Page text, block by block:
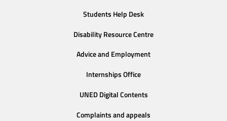
Students Help Desk
Disability Resource Centre
Advice and Employment
Internships Office
UNED Digital Contents
Complaints and appeals